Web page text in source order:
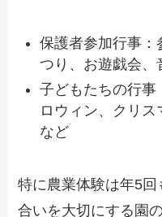
保護者参加行事：
つり、お遊戯会、
子どもたちの行事
ロウィン、クリ
など
特に農業体験は年5
合いを大切にする園